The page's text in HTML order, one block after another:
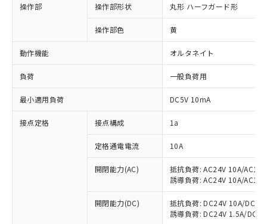
操作部 操作部形状 丸形 ハーフガード形
操作部色 黄
動作機能 オルタネイト
負荷 一般負荷用
最小適用負荷 DC5V 10mA
接点定格 接点構成 1a
定格通電電流 10A
開閉能力(AC)
抵抗負荷: AC24V 10A/
誘導負荷: AC24V 10A/
開閉能力(DC)
抵抗負荷: DC24V 10A/
誘導負荷: DC24V 1.5A/
※1 対応状況
対応済み：EU RoHS指令（10物質）の
非含有に対応した製品が提供可能な商品で
対応予定：EU RoHS指令（10物質）の非含
有に対応した製品に切り替える予定のある